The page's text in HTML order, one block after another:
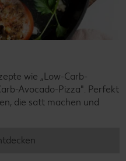
wie „Low-Carb-
Avocado-Pizza". Perfekt
die satt machen und